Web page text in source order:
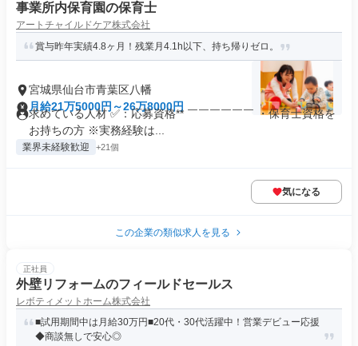
事業所内保育園の保育士
アートチャイルドケア株式会社
賞与昨年実績4.8ヶ月！残業月4.1h以下、持ち帰りゼロ。
宮城県仙台市青葉区八幡
月給21万5000円～26万8000円
求めている人材 ✅：応募資格** ￣￣￣￣￣￣ ・保育士資格を
お持ちの方 ※実務経験は...
業界未経験歓迎 +21個
気になる
この企業の類似求人を見る
正社員
外壁リフォームのフィールドセールス
レボティメットホーム株式会社
■試用期間中は月給30万円■20代・30代活躍中！営業デビュー応援
◆商談無しで安心◎